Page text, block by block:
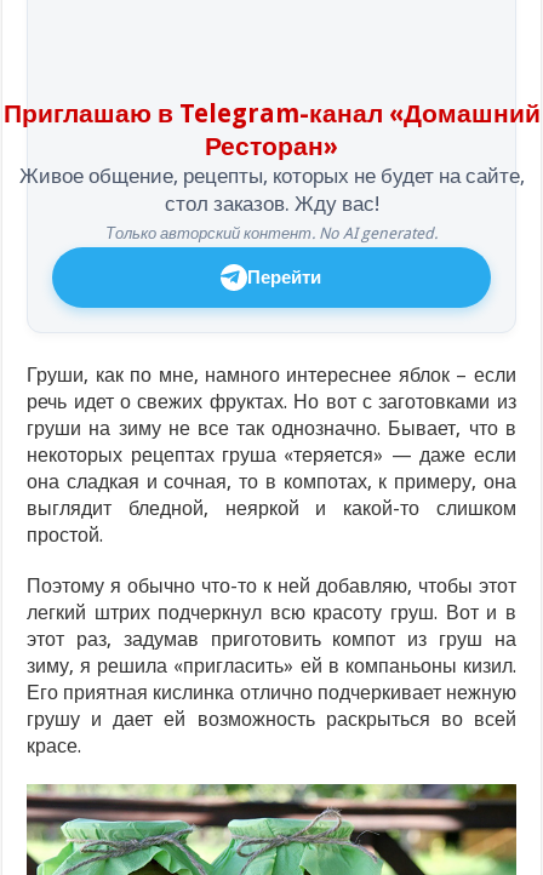
Приглашаю в Telegram-канал «Домашний
Ресторан»
Живое общение, рецепты, которых не будет на сайте,
стол заказов. Жду вас!
Только авторский контент. No AI generated.
Перейти
Груши, как по мне, намного интереснее яблок – если
речь идет о свежих фруктах. Но вот с заготовками из
груши на зиму не все так однозначно. Бывает, что в
некоторых рецептах груша «теряется» — даже если
она сладкая и сочная, то в компотах, к примеру, она
выглядит бледной, неяркой и какой-то слишком
простой.
Поэтому я обычно что-то к ней добавляю, чтобы этот
легкий штрих подчеркнул всю красоту груш. Вот и в
этот раз, задумав приготовить компот из груш на
зиму, я решила «пригласить» ей в компаньоны кизил.
Его приятная кислинка отлично подчеркивает нежную
грушу и дает ей возможность раскрыться во всей
красе.